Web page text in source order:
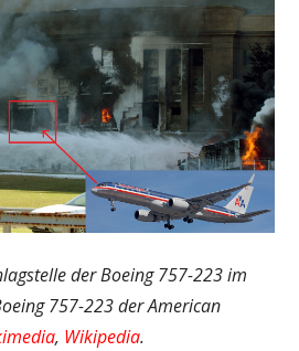
der Boeing 757-223 im
757-223 der American
, Wikipedia.